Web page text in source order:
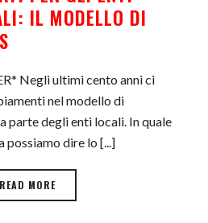
IL MODELLO DI
Negli ultimi cento anni ci
nel modello di
parte degli enti locali. In quale
dire lo [...]
READ MORE